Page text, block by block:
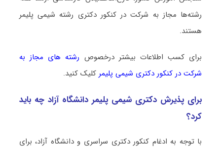
رشته‌ها مجاز به شرکت در کنکور دکتری رشته شیمی پلیمر
هستند.
برای کسب اطلاعات بیشتر درخصوص رشته های مجاز به
شرکت در کنکور دکتری شیمی پلیمر کلیک کنید.
برای پذیرش دکتری شیمی پلیمر دانشگاه آزاد چه باید
کرد؟
با توجه به ادغام کنکور دکتری سراسری و دانشگاه آزاد، برای